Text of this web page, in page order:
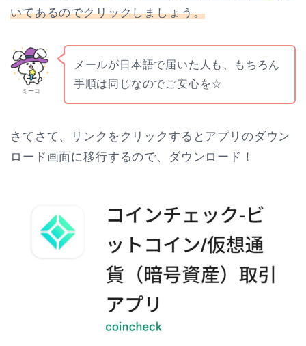
いてあるのでクリックしましょう。
ミーコ
メールが日本語で届いた人も、もちろん
手順は同じなのでご安心を☆
さてさて、リンクをクリックするとアプリのダウン
ロード画面に移行するので、ダウンロード！